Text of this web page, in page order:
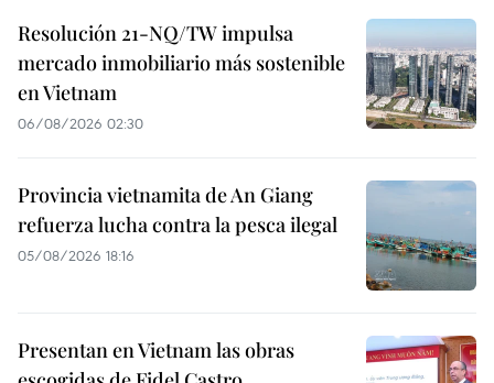
Resolución 21-NQ/TW impulsa
mercado inmobiliario más sostenible
en Vietnam
06/08/2026 02:30
Provincia vietnamita de An Giang
refuerza lucha contra la pesca ilegal
05/08/2026 18:16
Presentan en Vietnam las obras